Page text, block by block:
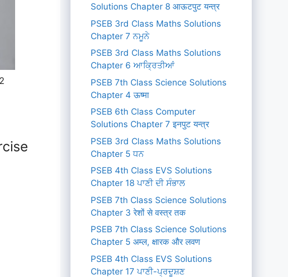
Solutions Chapter 8 आऊटपुट यन्त्र
PSEB 3rd Class Maths Solutions
Chapter 7 ਨਮੂਨੇ
PSEB 3rd Class Maths Solutions
Chapter 6 ਆਕ੍ਰਿਤੀਆਂ
PSEB 7th Class Science Solutions
Chapter 4 ऊष्मा
PSEB 6th Class Computer
Solutions Chapter 7 इनपुट यन्त्र
PSEB 3rd Class Maths Solutions
Chapter 5 ਧਨ
PSEB 4th Class EVS Solutions
Chapter 18 ਪਾਣੀ ਦੀ ਸੰਭਾਲ
PSEB 7th Class Science Solutions
Chapter 3 रेशों से वस्त्र तक
PSEB 7th Class Science Solutions
Chapter 5 अम्ल, क्षारक और लवण
PSEB 4th Class EVS Solutions
Chapter 17 ਪਾਣੀ-ਪ੍ਰਦੂਸ਼ਣ